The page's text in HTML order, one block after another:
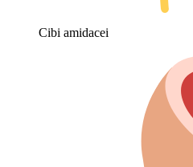
Cibi amidacei